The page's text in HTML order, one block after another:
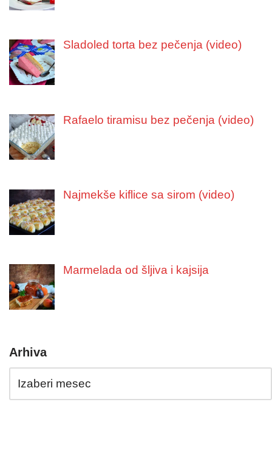
Sladoled torta bez pečenja (video)
Rafaelo tiramisu bez pečenja (video)
Najmekše kiflice sa sirom (video)
Marmelada od šljiva i kajsija
Arhiva